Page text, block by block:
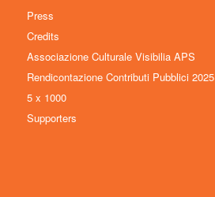
Press
Credits
Associazione Culturale Visibilia APS
Rendicontazione Contributi Pubblici 2025
5 x 1000
Supporters